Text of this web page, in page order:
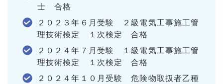
士 合格
２０２３年６月受験 ２級電気工事施工管
理技術検定 １次検定 合格
２０２４年７月受験 １級電気工事施工管
理技術検定 １次検定 合格
２０２４年１０月受験 危険物取扱者乙種